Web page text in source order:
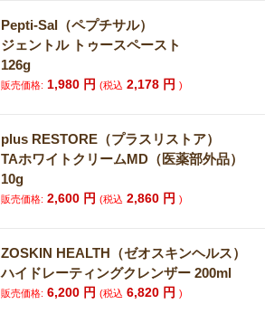
Pepti-Sal（ペプチサル）
ジェントル トゥースペースト
126g
販売価格: 1,980 円(税込 2,178 円)
plus RESTORE（プラスリストア）
TAホワイトクリームMD（医薬部外品）
10g
販売価格: 2,600 円(税込 2,860 円)
ZOSKIN HEALTH（ゼオスキンヘルス）
ハイドレーティングクレンザー 200ml
販売価格: 6,200 円(税込 6,820 円)